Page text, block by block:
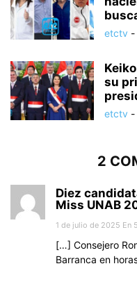
etctv -
su
etctv -
2
Diez
Miss UNAB
1 de julio de 2025 En
[…] Consejero
Barranca en